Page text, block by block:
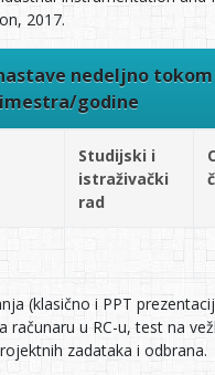
2017.
nedeljno tokom
godine
Studijski i
istraživački
rad
(klasično i PPT
računaru u RC-u, test na
zadataka i odbrana.